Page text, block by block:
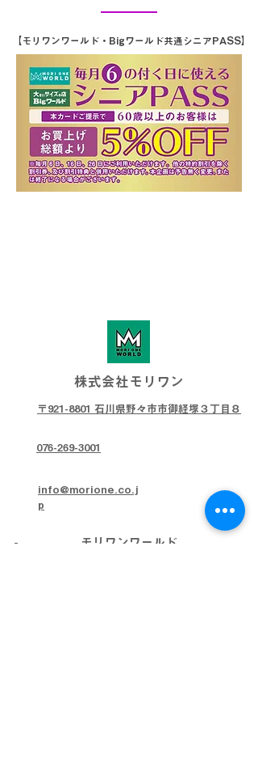
【モリワンワールド・Bigワールド共通シニアPASS】
株式会社モリワン
〒921-8801 石川県野々市市御経塚３丁目８
076-269-3001
info@morione.co.j
p
モリワンワールド